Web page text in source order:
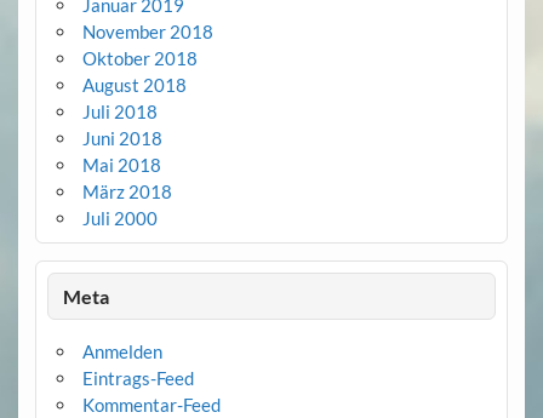
Januar 2019
November 2018
Oktober 2018
August 2018
Juli 2018
Juni 2018
Mai 2018
März 2018
Juli 2000
Meta
Anmelden
Eintrags-Feed
Kommentar-Feed